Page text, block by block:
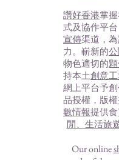
讚好香港掌
式及協作平
宣傳渠道，
力。嶄新的
物色適切的
持本土創意
網上平台予
品授權，版權
數情報提供食
閒、生活旅
Our online